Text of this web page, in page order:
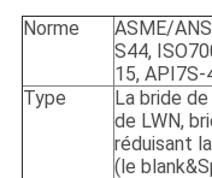
Norme
ASME/
S44,
15, API7S-
Type
La bride
de LWN,
réduisant
(le